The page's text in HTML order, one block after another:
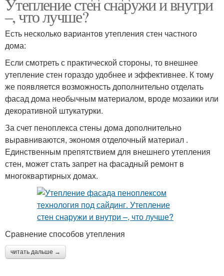
–, что лучше?
Есть несколько вариантов утепления стен частного
дома:
Если смотреть с практической стороны, то внешнее
утепление стен гораздо удобнее и эффективнее. К тому
же появляется возможность дополнительно отделать
фасад дома необычным материалом, вроде мозаики или
декоративной штукатурки.
За счет пеноплекса стены дома дополнительно
выравниваются, экономя отделочный материал .
Единственным препятствием для внешнего утепления
стен, может стать запрет на фасадный ремонт в
многоквартирных домах.
Сравнение способов утепления
читать дальше →